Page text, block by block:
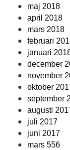
maj 2018
april 2018
mars 2018
februari
januari
december
november
oktober
september
augusti
juli 2017
juni 2017
mars 556